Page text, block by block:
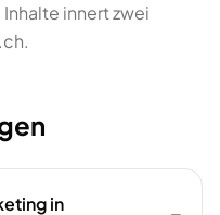
innert zwei
in